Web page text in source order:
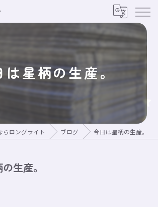
は星柄の生産。
らロングライト ブログ 今日は星柄の生産。
生産。